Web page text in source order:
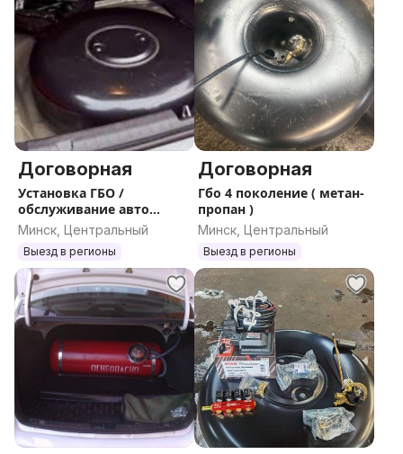
Договорная
Установка ГБО /
обслуживание авто
любой сложности так же
слесарные работы ,
переварка глушителя
Минск, Центральный
Выезд в регионы
Договорная
Гбо 4 поколение ( метан-
пропан )
Минск, Центральный
Выезд в регионы